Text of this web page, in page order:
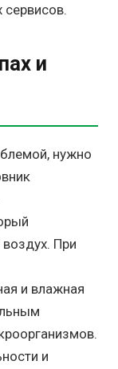
сервисов.
и
нужно
При
и влажная
и